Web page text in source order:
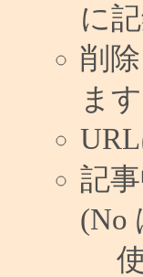
に
削
ます
記
(No